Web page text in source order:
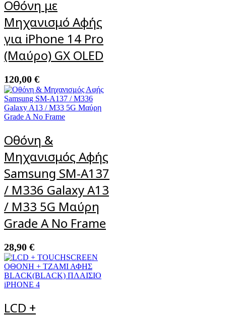
Οθόνη με
Μηχανισμό Αφής
για iPhone 14 Pro
(Μαύρο) GX OLED
120,00 €
Οθόνη &
Μηχανισμός Αφής
Samsung SM-A137
/ M336 Galaxy A13
/ M33 5G Μαύρη
Grade A No Frame
28,90 €
LCD +